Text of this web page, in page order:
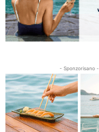
- Sponzorisano -